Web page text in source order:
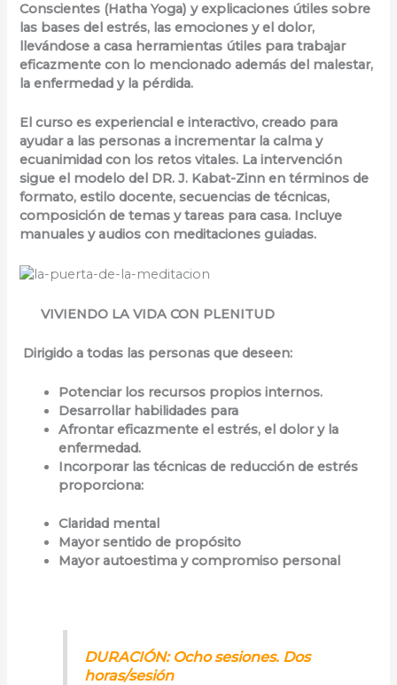
Conscientes (Hatha Yoga) y explicaciones útiles sobre
las bases del estrés, las emociones y el dolor,
llevándose a casa herramientas útiles para trabajar
eficazmente con lo mencionado además del malestar,
la enfermedad y la pérdida.
El curso es experiencial e interactivo, creado para
ayudar a las personas a incrementar la calma y
ecuanimidad con los retos vitales. La intervención
sigue el modelo del DR. J. Kabat-Zinn en términos de
formato, estilo docente, secuencias de técnicas,
composición de temas y tareas para casa. Incluye
manuales y audios con meditaciones guiadas.
VIVIENDO LA VIDA CON PLENITUD
Dirigido a todas las personas que deseen:
Potenciar los recursos propios internos.
Desarrollarhabilidades para
Afrontareficazmente el estrés, el dolor y la
enfermedad.
Incorporar las técnicas de reducción de estrés
proporciona:
Claridad mental
Mayor sentido de propósito
Mayor autoestima y compromiso personal
DURACIÓN:Ocho sesiones. Dos
horas/sesión